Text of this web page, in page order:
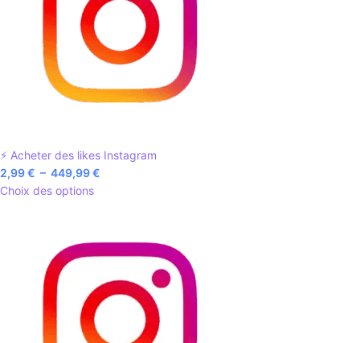
⚡ Acheter des likes Instagram
2,99€ – 449,99€
Choix des options